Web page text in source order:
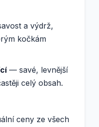
a výdrž,
kočkám
— savé, levnější
celý obsah.
ceny ze všech